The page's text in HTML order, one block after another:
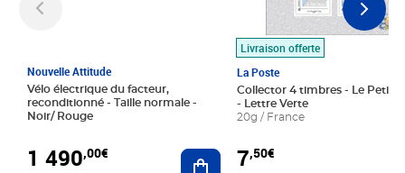
Nouvelle Attitude
Vélo électrique du facteur,
reconditionné - Taille normale -
Noir/ Rouge
1 490,00€ Ajouter au panier
Livraison offerte
La Poste
Collector 4 timbres - Le Petit
- Lettre Verte
20g / France
7,50€